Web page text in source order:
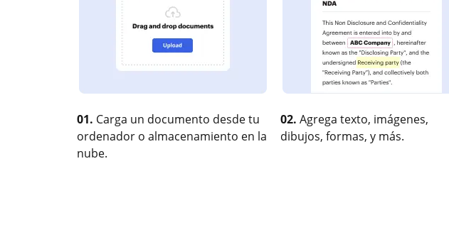
01. Carga un documento desde tu
ordenador o almacenamiento en la
nube.
02. Agrega texto, imágenes,
dibujos, formas, y más.